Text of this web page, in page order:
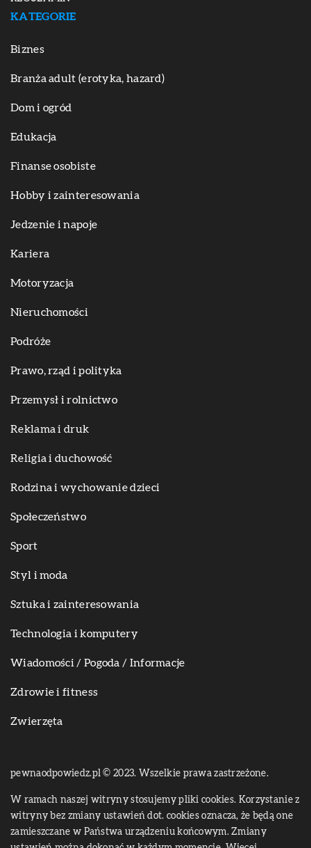
KATEGORIE
Biznes
Branża adult (erotyka, hazard)
Dom i ogród
Edukacja
Finanse osobiste
Hobby i zainteresowania
Jedzenie i napoje
Kariera
Motoryzacja
Nieruchomości
Podróże
Prawo, rząd i polityka
Przemysł i rolnictwo
Reklama i druk
Religia i duchowość
Rodzina i wychowanie dzieci
Społeczeństwo
Sport
Styl i moda
Sztuka i zainteresowania
Technologia i komputery
Wiadomości / Pogoda / Informacje
Zdrowie i fitness
Zwierzęta
pewnaodpowiedz.pl © 2023. Wszelkie prawa zastrzeżone.
W ramach naszej witryny stosujemy pliki cookies. Korzystanie z
witryny bez zmiany ustawień dot. cookies oznacza, że będą one
zamieszczane w Państwa urządzeniu końcowym. Zmiany